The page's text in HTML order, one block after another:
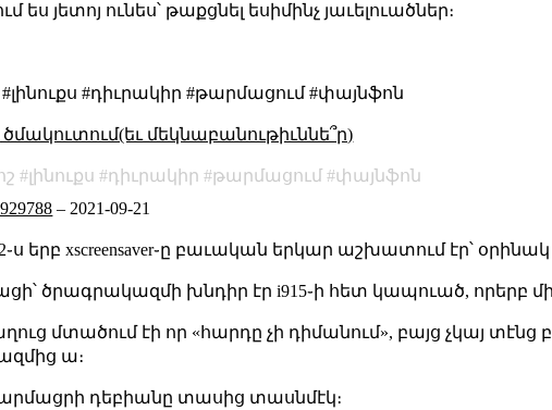
ես յետոյ ունես՝ թաքցնել եսիմինչ յաւելուածներ։
#դիւրակիր #թարմացում #փայնֆոն
մեկնաբանութիւննե՞ր)
լինուքս դիւրակիր թարմացում
փայնֆոն
– 2021-09-21
երբ xscreensaver֊ը բաւական երկար աշխատում էր՝
ծրագրակազմի խնդիր էր i915֊ի հետ կապուած, որերբ մի
մտածում էի որ «հարդը չի դիմանում», բայց չկայ
ա։
դեբիանը տասից տասնմէկ։